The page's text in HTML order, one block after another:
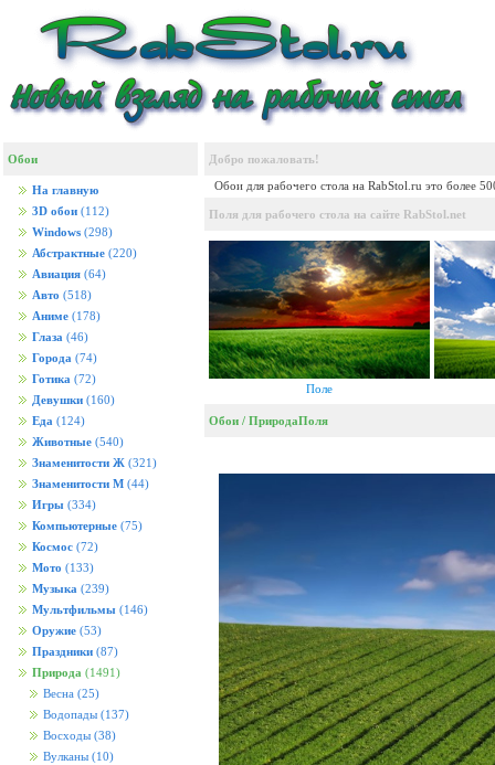
Обои
На главную
3D обои (112)
Windows (298)
Абстрактные (220)
Авиация (64)
Авто (518)
Аниме (178)
Глаза (46)
Города (74)
Готика (72)
Девушки (160)
Еда (124)
Животные (540)
Знаменитости Ж (321)
Знаменитости М (44)
Игры (334)
Компьютерные (75)
Космос (72)
Мото (133)
Музыка (239)
Мультфильмы (146)
Оружие (53)
Праздники (87)
Природа (1491)
Весна (25)
Водопады (137)
Восходы (38)
Вулканы (10)
Добро пожаловать!
Обои для рабочего стола на RabStol.ru это более
Поля для рабочего стола на сайте RabStol.net
Поле
Обои / ПриродаПоля